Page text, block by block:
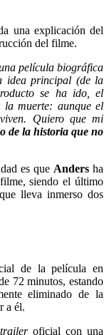
una explicación del
del filme.
película biográfica
idea principal (de la
se ha ido, el
la muerte: aunque el
Quiero que mi
de la historia que no
es que Anders ha
siendo el último
lleva inmerso dos
de la película en
72 minutos, estando
eliminado de la
a él.
traileroficial con una